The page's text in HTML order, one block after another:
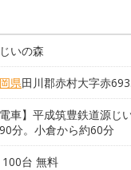
いの森
県田川郡赤村大字赤
電車】平成筑豊鉄道源じ
分。小倉から約60分
100台 無料